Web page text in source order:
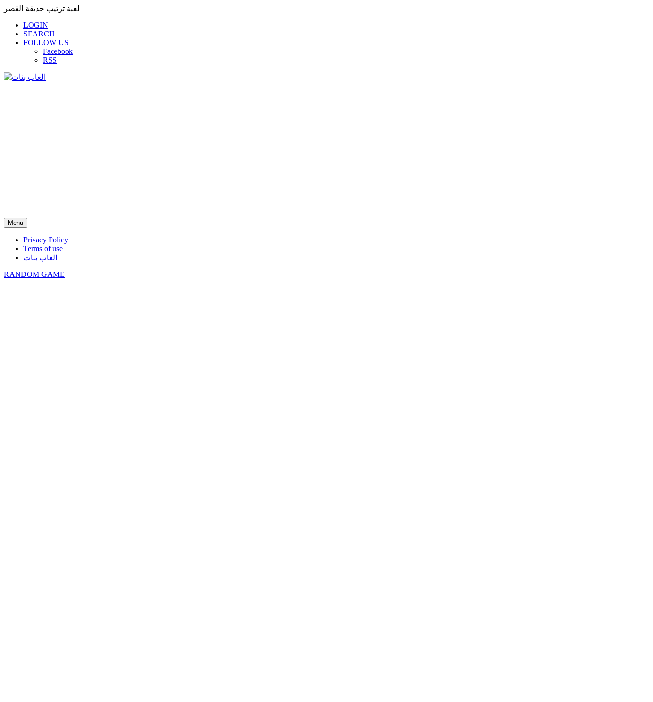
لعبة ترتيب حديقة القصر
LOGIN
SEARCH
FOLLOW US
Facebook
RSS
Menu
Privacy Policy
Terms of use
العاب بنات
RANDOM GAME